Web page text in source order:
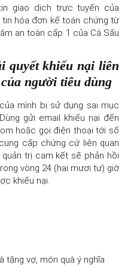
giao dịch trực tuyến của
hóa đơn kế toán chứng từ
an toàn cấp 1 của Cá Sấu
quyết khiếu nại liên
người tiêu dùng
mình bị sử dụng sai mục
gửi email khiếu nại đến
hoặc gọi điện thoại tới số
cấp chứng cứ liên quan
trị cam kết sẽ phản hồi
vòng 24 (hai mươi tư) giờ
khiếu nại.
tặng vợ, món quà ý nghĩa